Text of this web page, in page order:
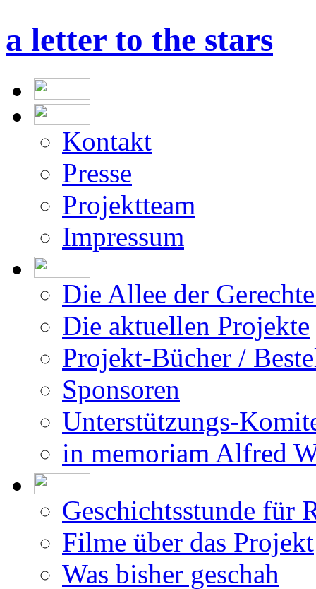
a letter to the stars
Kontakt
Projektteam
Impressum
Die Allee der
Die aktuellen Projekte
Projekt-Bücher /
Unterstützungs-
in memoriam Alfred